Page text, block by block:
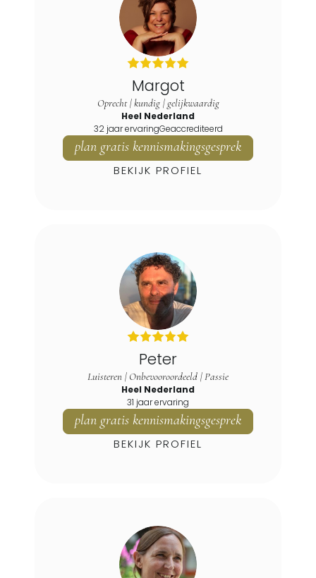
Margot
Oprecht | kundig | gelijkwaardig
Heel Nederland
32 jaar ervaringGeaccrediteerd
plan gratis kennismakingsgesprek
BEKIJK PROFIEL
Peter
Luisteren | Onbevooroordeeld | Passie
Heel Nederland
31 jaar ervaring
plan gratis kennismakingsgesprek
BEKIJK PROFIEL